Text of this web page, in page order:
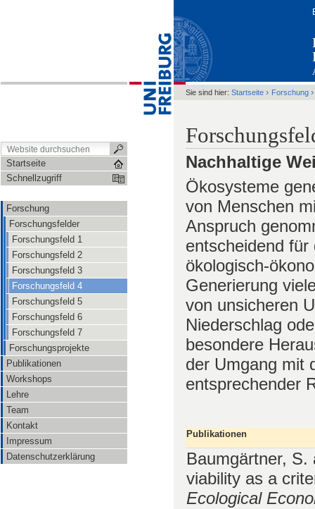
Startseite
Schnellzugriff
Forschung
Forschungsfelder
Forschungsfeld 1
Forschungsfeld 2
Forschungsfeld 3
Forschungsfeld 4
Forschungsfeld 5
Forschungsfeld 6
Forschungsfeld 7
Forschungsprojekte
Publikationen
Workshops
Lehre
Team
Kontakt
Impressum
Datenschutzerklärung
Sie sind hier: Startseite › Forschung
Nachhaltige
Ökosysteme
von Menschen
Anspruch
entscheidend
ökologisch-
Generierung
von unsicheren
Niederschlag
besondere
der Umgang mit
entsprechender
Publikationen
Baumgärtner, S.
viability as a
Ecological